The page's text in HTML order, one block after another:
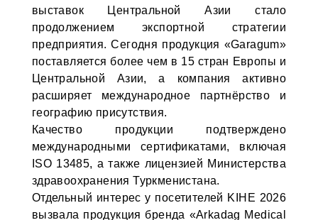
выставок Центральной Азии стало
продолжением экспортной стратегии
предприятия. Сегодня продукция «Garagum»
поставляется более чем в 15 стран Европы и
Центральной Азии, а компания активно
расширяет международное партнёрство и
географию присутствия.
Качество продукции подтверждено
международными сертификатами, включая
ISO 13485, а также лицензией Министерства
здравоохранения Туркменистана.
Отдельный интерес у посетителей KIHE 2026
вызвала продукция бренда «Arkadag Medical